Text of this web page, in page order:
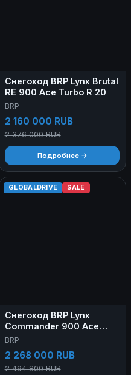
Снегоход BRP Lynx Brutal
RE 900 Ace Turbo R 20
BRP
2 160 000 RUB
2 376 000 RUB
Подробнее →
GLOBALDRIVE SALE
Снегоход BRP Lynx
Commander 900 Ace
Turbo R 20
BRP
2 268 000 RUB
2 494 800 RUB